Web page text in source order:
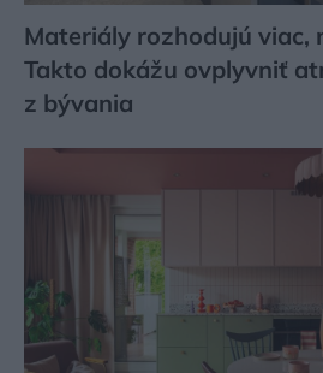
Materiály rozhodujú viac,
Takto dokážu ovplyvniť
z bývania